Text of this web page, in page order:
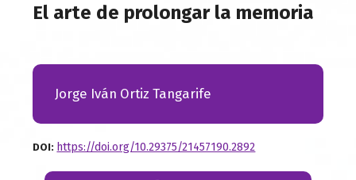
El arte de prolongar la memoria
Jorge Iván Ortiz Tangarife
DOI: https://doi.org/10.29375/21457190.2892